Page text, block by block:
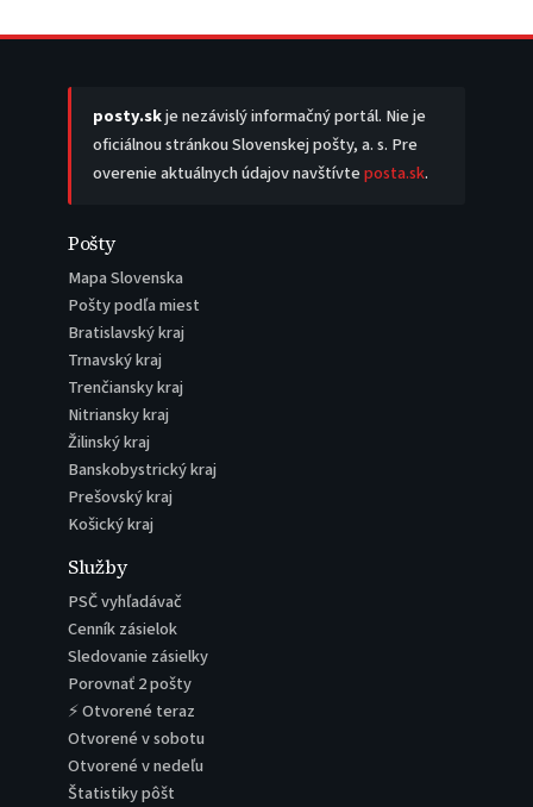
posty.skje nezávislý informačný portál. Nie je
oficiálnou stránkou Slovenskej pošty, a. s. Pre
overenie aktuálnych údajov navštívteposta.sk.
Pošty
Mapa Slovenska
Pošty podľa miest
Bratislavský kraj
Trnavský kraj
Trenčiansky kraj
Nitriansky kraj
Žilinský kraj
Banskobystrický kraj
Prešovský kraj
Košický kraj
Služby
PSČ vyhľadávač
Cenník zásielok
Sledovanie zásielky
Porovnať 2 pošty
⚡ Otvorené teraz
Otvorené v sobotu
Otvorené v nedeľu
Štatistiky pôšt